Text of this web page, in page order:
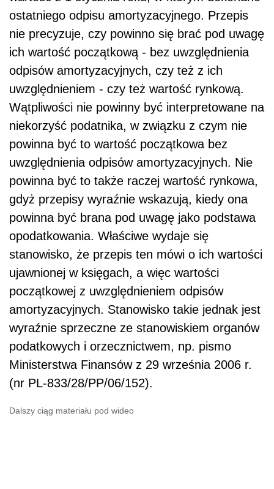
ostatniego odpisu amortyzacyjnego. Przepis
nie precyzuje, czy powinno się brać pod uwagę
ich wartość początkową - bez uwzględnienia
odpisów amortyzacyjnych, czy też z ich
uwzględnieniem - czy też wartość rynkową.
Wątpliwości nie powinny być interpretowane na
niekorzyść podatnika, w związku z czym nie
powinna być to wartość początkowa bez
uwzględnienia odpisów amortyzacyjnych. Nie
powinna być to także raczej wartość rynkowa,
gdyż przepisy wyraźnie wskazują, kiedy ona
powinna być brana pod uwagę jako podstawa
opodatkowania. Właściwe wydaje się
stanowisko, że przepis ten mówi o ich wartości
ujawnionej w księgach, a więc wartości
początkowej z uwzględnieniem odpisów
amortyzacyjnych. Stanowisko takie jednak jest
wyraźnie sprzeczne ze stanowiskiem organów
podatkowych i orzecznictwem, np. pismo
Ministerstwa Finansów z 29 września 2006 r.
(nr PL-833/28/PP/06/152).
Dalszy ciąg materiału pod wideo